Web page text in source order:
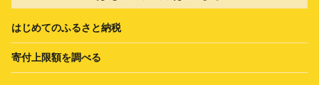
はじめてのふるさと納税
寄付上限額を調べる